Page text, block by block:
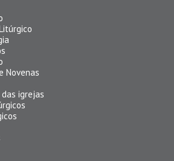
Novenas
igrejas